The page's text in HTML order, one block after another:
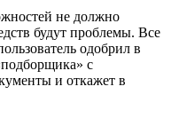
не должно
будут проблемы. Все
одобрил в
с
и откажет в